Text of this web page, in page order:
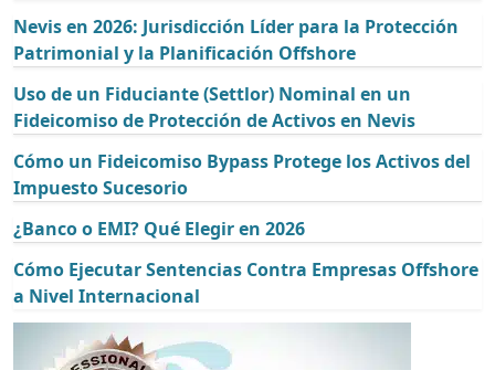
Nevis en 2026: Jurisdicción Líder para la Protección
Patrimonial y la Planificación Offshore
Uso de un Fiduciante (Settlor) Nominal en un
Fideicomiso de Protección de Activos en Nevis
Cómo un Fideicomiso Bypass Protege los Activos del
Impuesto Sucesorio
¿Banco o EMI? Qué Elegir en 2026
Cómo Ejecutar Sentencias Contra Empresas Offshore
a Nivel Internacional